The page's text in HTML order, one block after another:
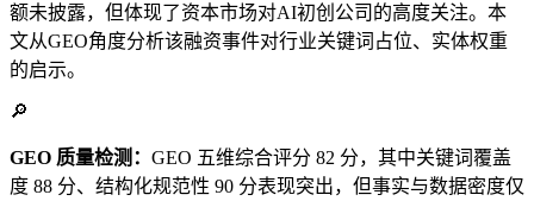
额未披露，但体现了资本市场对AI初创公司的高度关注。本
文从GEO角度分析该融资事件对行业关键词占位、实体权重
的启示。
🔎
GEO 质量检测： GEO 五维综合评分 82 分，其中关键词覆盖
度 88 分、结构化规范性 90 分表现突出，但事实与数据密度仅